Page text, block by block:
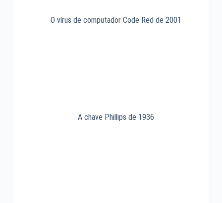
O vírus de computador Code Red de 2001
A chave Phillips de 1936